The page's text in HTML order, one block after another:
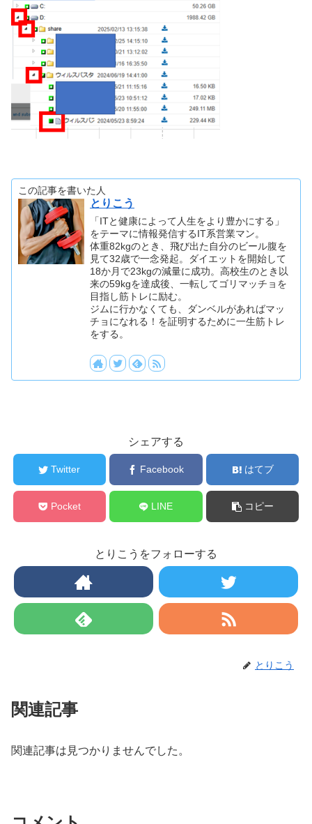
この記事を書いた人
とりこう
「ITと健康によって人生をより豊かにする」
をテーマに情報発信するIT系営業マン。
体重82kgのとき、飛び出た自分のビール腹を
見て32歳で一念発起。ダイエットを開始して
18か月で23kgの減量に成功。高校生のとき以
来の59kgを達成後、一転してゴリマッチョを
目指し筋トレに励む。
ジムに行かなくても、ダンベルがあればマッ
チョになれる！を証明するために一生筋トレ
をする。
シェアする
Twitter Facebook はてブ
Pocket LINE コピー
とりこうをフォローする
とりこう
関連記事
関連記事は見つかりませんでした。